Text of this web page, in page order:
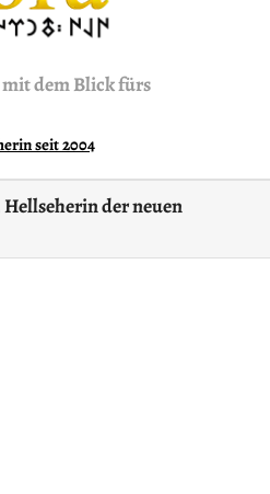
dem Blick fürs
seit 2004
der neuen